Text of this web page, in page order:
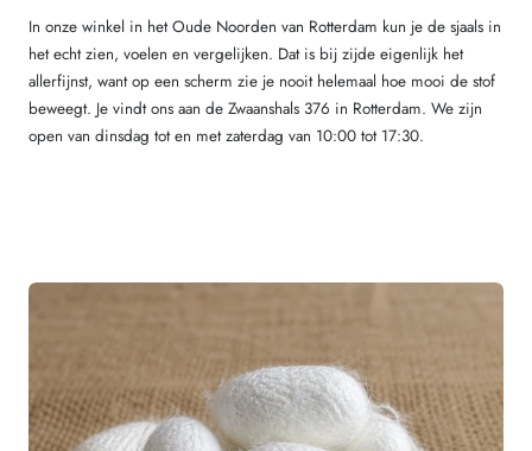
In onze winkel in het Oude Noorden van Rotterdam kun je de sjaals in
het echt zien, voelen en vergelijken. Dat is bij zijde eigenlijk het
allerfijnst, want op een scherm zie je nooit helemaal hoe mooi de stof
beweegt. Je vindt ons aan de Zwaanshals 376 in Rotterdam. We zijn
open van dinsdag tot en met zaterdag van 10:00 tot 17:30.